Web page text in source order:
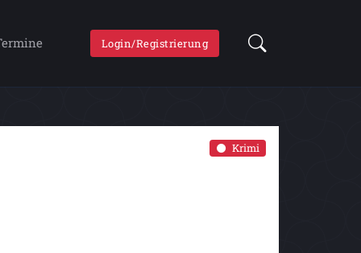
Login/Registrierung
Krimi